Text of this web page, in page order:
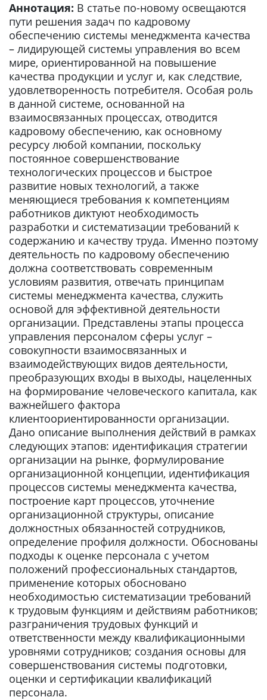
Аннотация: В статье по-новому освещаются
пути решения задач по кадровому
обеспечению системы менеджмента качества
– лидирующей системы управления во всем
мире, ориентированной на повышение
качества продукции и услуг и, как следствие,
удовлетворенность потребителя. Особая роль
в данной системе, основанной на
взаимосвязанных процессах, отводится
кадровому обеспечению, как основному
ресурсу любой компании, поскольку
постоянное совершенствование
технологических процессов и быстрое
развитие новых технологий, а также
меняющиеся требования к компетенциям
работников диктуют необходимость
разработки и систематизации требований к
содержанию и качеству труда. Именно поэтому
деятельность по кадровому обеспечению
должна соответствовать современным
условиям развития, отвечать принципам
системы менеджмента качества, служить
основой для эффективной деятельности
организации. Представлены этапы процесса
управления персоналом сферы услуг –
совокупности взаимосвязанных и
взаимодействующих видов деятельности,
преобразующих входы в выходы, нацеленных
на формирование человеческого капитала, как
важнейшего фактора
клиентоориентированности организации.
Дано описание выполнения действий в рамках
следующих этапов: идентификация стратегии
организации на рынке, формулирование
организационной концепции, идентификация
процессов системы менеджмента качества,
построение карт процессов, уточнение
организационной структуры, описание
должностных обязанностей сотрудников,
определение профиля должности. Обоснованы
подходы к оценке персонала с учетом
положений профессиональных стандартов,
применение которых обосновано
необходимостью систематизации требований
к трудовым функциям и действиям работников;
разграничения трудовых функций и
ответственности между квалификационными
уровнями сотрудников; создания основы для
совершенствования системы подготовки,
оценки и сертификации квалификаций
персонала.